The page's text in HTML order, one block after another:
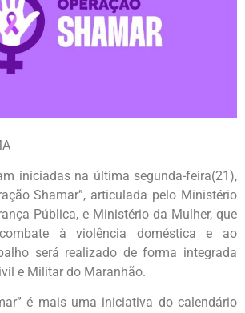
iniciadas na última segunda-feira(21),
Shamar”, articulada pelo Ministério
Pública, e Ministério da Mulher, que
à violência doméstica e ao
será realizado de forma integrada
e Militar do Maranhão.
é mais uma iniciativa do calendário